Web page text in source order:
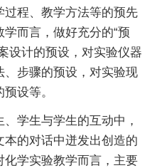
程、教学方法等的预先
而言，做好充分的“预
设计的预设，对实验仪器
步骤的预设，对实验现
设等。
学生与学生的互动中，
的对话中迸发出创造的
学实验教学而言，主要